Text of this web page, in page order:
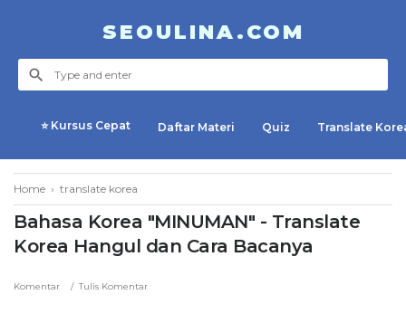
SEOULINA.COM
⭐ Kursus Cepat Daftar Materi Quiz Translate
Home › translate korea
Bahasa Korea "MINUMAN" - Translate
Korea Hangul dan Cara Bacanya
Komentar Tulis Komentar